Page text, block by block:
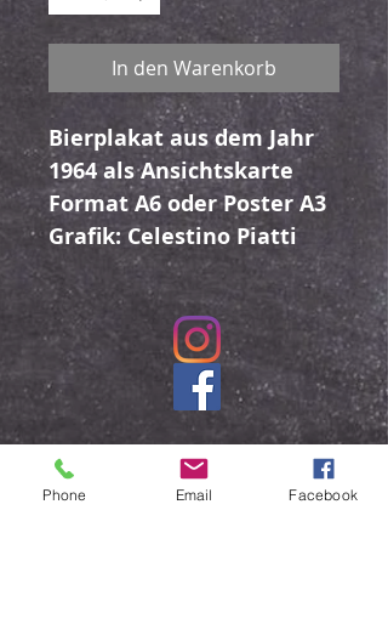
In den Warenkorb
Bierplakat aus dem Jahr
1964 als Ansichtskarte
Format A6 oder Poster A3
Grafik: Celestino Piatti
Beat Aellen bier-ideen.ch
Davidsrain 3
4056 Basel
Phone Email Facebook